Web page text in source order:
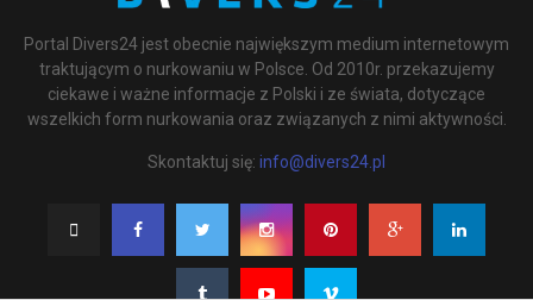
Portal Divers24 jest obecnie największym medium internetowym
traktującym o nurkowaniu w Polsce. Od 2010r. przekazujemy
ciekawe i ważne informacje z Polski i ze świata, dotyczące
wszelkich form nurkowania oraz związanych z nimi aktywności.
Skontaktuj się: info@divers24.pl